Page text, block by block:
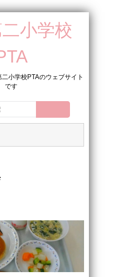
小学校
小学校PTAのウェブサイト
です